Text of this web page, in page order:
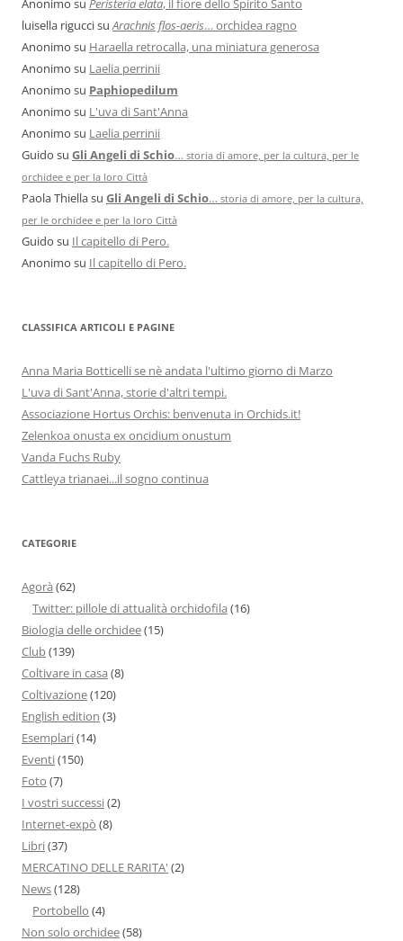
luisella riguccisu Arachnis flos-aeris… orchidea ragno
Anonimo su Haraella retrocalla, una miniatura generosa
Anonimo su Laelia perrinii
Anonimo su Paphiopedilum
Anonimo su L'uva di Sant'Anna
Anonimo su Laelia perrinii
Guido su Gli Angeli di Schio… storia di amore, per la cultura, per le
orchidee e per la loro Città
Paola Thiellasu Gli Angeli di Schio… storia di amore, per la cultura,
per le orchidee e per la loro Città
Guido su Il capitello di Pero.
Anonimo su Il capitello di Pero.
CLASSIFICA ARTICOLI E PAGINE
Anna Maria Botticelli se nè andata l'ultimo giorno di Marzo
L'uva di Sant'Anna, storie d'altri tempi.
Associazione Hortus Orchis: benvenuta in Orchids.it!
Zelenkoa onusta ex oncidium onustum
Vanda Fuchs Ruby
Cattleya trianaei...il sogno continua
CATEGORIE
Agorà (62)
Twitter: pillole di attualità orchidofila (16)
Biologia delle orchidee(15)
Club(139)
Coltivare in casa (8)
Coltivazione(120)
English edition (3)
Esemplari(14)
Eventi(150)
Foto (7)
I vostri successi(2)
Internet-expò (8)
Libri(37)
MERCATINO DELLE RARITA' (2)
News(128)
Portobello (4)
Non solo orchidee(58)